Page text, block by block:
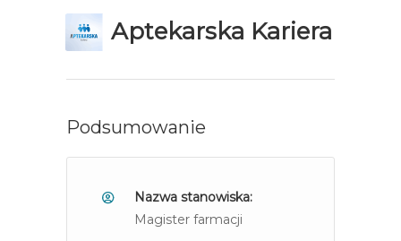
Aptekarska Kariera
Podsumowanie
Nazwa stanowiska:
Magister farmacji